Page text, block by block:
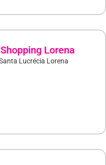
Lorena
Lucrécia Lorena